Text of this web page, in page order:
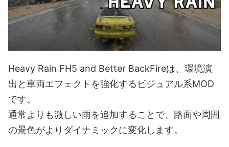
Heavy Rain FH5 and Better BackFireは、環境演
出と車両エフェクトを強化するビジュアル系MOD
です。
通常よりも激しい雨を追加することで、路面や周囲
の景色がよりダイナミックに変化します。